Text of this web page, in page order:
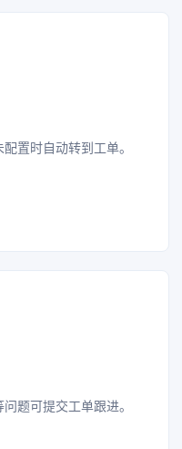
置时自动转到工单。
题可提交工单跟进。